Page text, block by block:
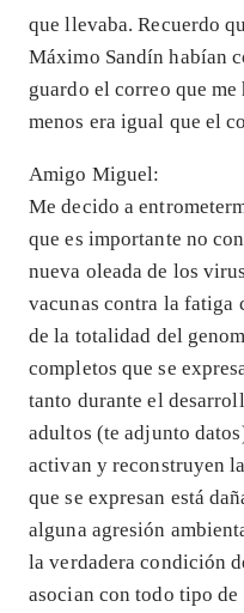
que llevaba. Recuerdo
Máximo Sandín habían
guardo el correo que
menos era igual que el
Amigo Miguel:
Me decido a
que es importante no
nueva oleada de los
vacunas contra la fatiga
de la totalidad del
completos que se
tanto durante el
adultos (te adjunto
activan y reconstruyen
que se expresan está
alguna agresión
la verdadera condición
asocian con todo tipo